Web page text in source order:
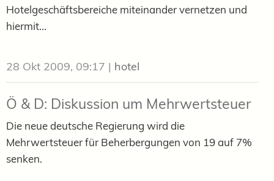
Hotelgeschäftsbereiche miteinander vernetzen und
hiermit...
28 Okt 2009, 09:17 | hotel
Ö & D: Diskussion um Mehrwertsteuer
Die neue deutsche Regierung wird die
Mehrwertsteuer für Beherbergungen von 19 auf 7%
senken.